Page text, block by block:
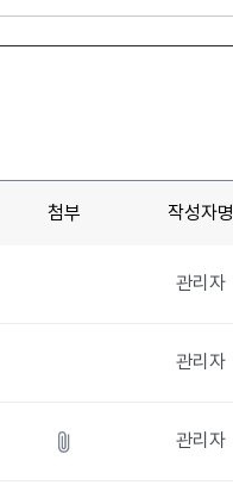
첨부 작성자명
관리자
관리자
관리자